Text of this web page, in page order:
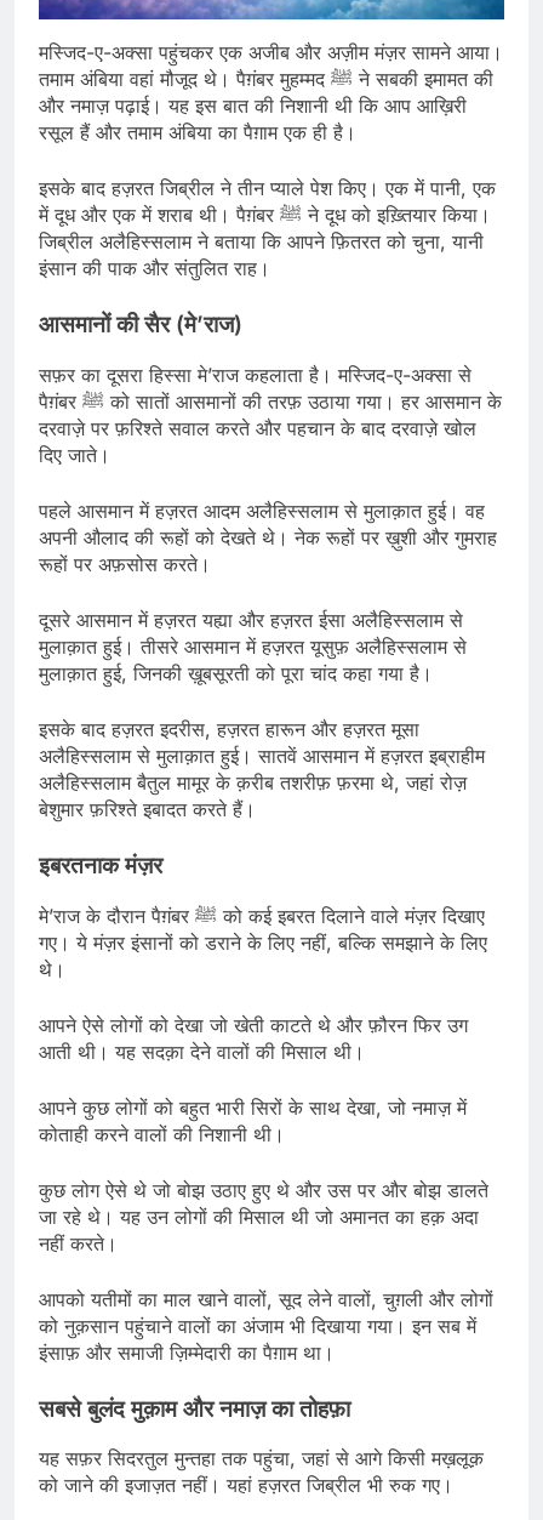
मस्जिद-ए-अक्सा पहुंचकर एक अजीब और अज़ीम मंज़र सामने आया।
तमाम अंबिया वहां मौजूद थे। पैग़ंबर मुहम्मद ﷺ ने सबकी इमामत की
और नमाज़ पढ़ाई। यह इस बात की निशानी थी कि आप आख़िरी
रसूल हैं और तमाम अंबिया का पैग़ाम एक ही है।
इसके बाद हज़रत जिब्रील ने तीन प्याले पेश किए। एक में पानी, एक
में दूध और एक में शराब थी। पैग़ंबर ﷺ ने दूध को इख़्तियार किया।
जिब्रील अलैहिस्सलाम ने बताया कि आपने फ़ितरत को चुना, यानी
इंसान की पाक और संतुलित राह।
आसमानों की सैर (मे’राज)
सफ़र का दूसरा हिस्सा मे’राज कहलाता है। मस्जिद-ए-अक्सा से
पैग़ंबर ﷺ को सातों आसमानों की तरफ़ उठाया गया। हर आसमान के
दरवाज़े पर फ़रिश्ते सवाल करते और पहचान के बाद दरवाज़े खोल
दिए जाते।
पहले आसमान में हज़रत आदम अलैहिस्सलाम से मुलाक़ात हुई। वह
अपनी औलाद की रूहों को देखते थे। नेक रूहों पर ख़ुशी और गुमराह
रूहों पर अफ़सोस करते।
दूसरे आसमान में हज़रत यह्या और हज़रत ईसा अलैहिस्सलाम से
मुलाक़ात हुई। तीसरे आसमान में हज़रत यूसुफ़ अलैहिस्सलाम से
मुलाक़ात हुई, जिनकी ख़ूबसूरती को पूरा चांद कहा गया है।
इसके बाद हज़रत इदरीस, हज़रत हारून और हज़रत मूसा
अलैहिस्सलाम से मुलाक़ात हुई। सातवें आसमान में हज़रत इब्राहीम
अलैहिस्सलाम बैतुल मामूर के क़रीब तशरीफ़ फ़रमा थे, जहां रोज़
बेशुमार फ़रिश्ते इबादत करते हैं।
इबरतनाक मंज़र
मे’राज के दौरान पैग़ंबर ﷺ को कई इबरत दिलाने वाले मंज़र दिखाए
गए। ये मंज़र इंसानों को डराने के लिए नहीं, बल्कि समझाने के लिए
थे।
आपने ऐसे लोगों को देखा जो खेती काटते थे और फ़ौरन फिर उग
आती थी। यह सदक़ा देने वालों की मिसाल थी।
आपने कुछ लोगों को बहुत भारी सिरों के साथ देखा, जो नमाज़ में
कोताही करने वालों की निशानी थी।
कुछ लोग ऐसे थे जो बोझ उठाए हुए थे और उस पर और बोझ डालते
जा रहे थे। यह उन लोगों की मिसाल थी जो अमानत का हक़ अदा
नहीं करते।
आपको यतीमों का माल खाने वालों, सूद लेने वालों, चुग़ली और लोगों
को नुक़सान पहुंचाने वालों का अंजाम भी दिखाया गया। इन सब में
इंसाफ़ और समाजी ज़िम्मेदारी का पैग़ाम था।
सबसे बुलंद मुक़ाम और नमाज़ का तोहफ़ा
यह सफ़र सिदरतुल मुन्तहा तक पहुंचा, जहां से आगे किसी मख़लूक़
को जाने की इजाज़त नहीं। यहां हज़रत जिब्रील भी रुक गए।